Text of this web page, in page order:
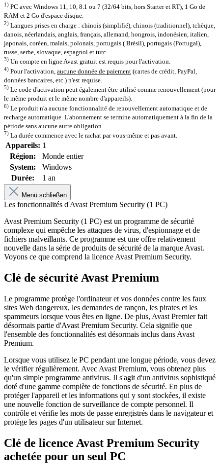
1) PC avec Windows 11, 10, 8.1 ou 7 (32/64 bits, hors Starter et RT), 1 Go de
RAM et 2 Go d'espace disque.
2) Langues prises en charge : chinois (simplifié), chinois (traditionnel), tchèque,
danois, néerlandais, anglais, français, allemand, hongrois, indonésien, italien,
japonais, coréen, malais, polonais, portugais ( Brésil), portugais (Portugal),
russe, serbe, slovaque, espagnol et turc.
3) Un compte en ligne Avast gratuit est requis pour l'activation.
4) Pour l'activation, aucune donnée de paiement (cartes de crédit, PayPal,
données bancaires, etc.) n'est requise.
5) Le code d'activation peut également être utilisé comme renouvellement (pour
le même produit et le même nombre d'appareils).
6) Le produit n'a aucune fonctionnalité de renouvellement automatique et de
recharge automatique. L'abonnement se termine automatiquement à la fin de la
période sans aucune autre obligation.
7) La durée commence avec le rachat par vous-même et pas avant.
Appareils: 1
Région:
Monde entier
System:
Windows
Durée:
1 an
Menü schließen
Les fonctionnalités d'Avast Premium Security (1 PC)
Avast Premium Security (1 PC) est un programme de sécurité
complexe qui empêche les attaques de virus, d'espionnage et de
fichiers malveillants. Ce programme est une offre relativement
nouvelle dans la série de produits de sécurité de la marque Avast.
Voyons ce que comprend la licence Avast Premium Security.
Clé de sécurité Avast Premium
Le programme protège l'ordinateur et vos données contre les faux
sites Web dangereux, les demandes de rançon, les pirates et les
spammeurs lorsque vous êtes en ligne. De plus, Avast Premier fait
désormais partie d'Avast Premium Security. Cela signifie que
l'ensemble des fonctionnalités est désormais inclus dans Avast
Premium.
Lorsque vous utilisez le PC pendant une longue période, vous devez
le vérifier régulièrement. Avec Avast Premium, vous obtenez plus
qu'un simple programme antivirus. Il s'agit d'un antivirus sophistiqué
doté d'une gamme complète de fonctions de sécurité. En plus de
protéger l'appareil et les informations qui y sont stockées, il existe
une nouvelle fonction de surveillance de compte personnel. Il
contrôle et vérifie les mots de passe enregistrés dans le navigateur et
protège les pages d'un utilisateur sur Internet.
Clé de licence Avast Premium Security
achetée pour un seul PC